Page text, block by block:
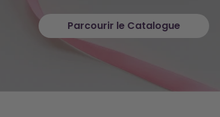
Parcourir le Catalogue